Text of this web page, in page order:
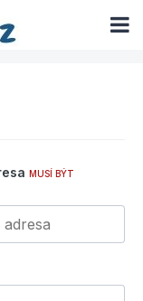
MUSÍ BÝT